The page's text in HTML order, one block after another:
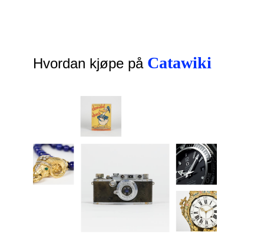
Hvordan kjøpe på Catawiki